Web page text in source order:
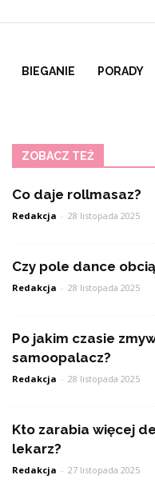
BIEGANIE PORADY
ZOBACZ TEŻ
Co daje rollmasaz?
Redakcja - 28 listopada 2025
Czy pole dance
Redakcja - 28 listopada 2025
Po jakim czasie
samoopalacz?
Redakcja - 28 listopada 2025
Kto zarabia więcej
lekarz?
Redakcja - 27 listopada 2025